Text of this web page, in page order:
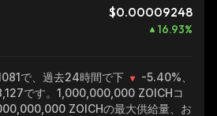
$0.00009248
16.93%
で、過去24時間で下 -5.40%
です。 1,000,000,000 ZOICHコ
ZOICHの最大供給量、お